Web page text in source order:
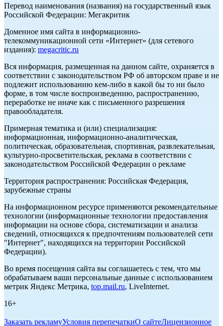
Перевод наименования (названия) на государственный язык
Российской Федерации: Мегакритик
Доменное имя сайта в информационно-
телекоммуникационной сети «Интернет» (для сетевого
издания): megacritic.ru
Вся информация, размещенная на данном сайте, охраняется в
соответствии с законодательством РФ об авторском праве и не
подлежит использованию кем-либо в какой бы то ни было
форме, в том числе воспроизведению, распространению,
переработке не иначе как с письменного разрешения
правообладателя.
Примерная тематика и (или) специализация:
информационная, информационно-аналитическая,
политическая, образовательная, спортивная, развлекательная,
культурно-просветительская, реклама в соответствии с
законодательством Российской Федерации о рекламе
Территория распространения: Российская Федерация,
зарубежные страны
На информационном ресурсе применяются рекомендательные
технологии (информационные технологии предоставления
информации на основе сбора, систематизации и анализа
сведений, относящихся к предпочтениям пользователей сети
"Интернет", находящихся на территории Российской
Федерации).
Во время посещения сайта вы соглашаетесь с тем, что мы
обрабатываем ваши персональные данные с использованием
метрик Яндекс Метрика, top.mail.ru, LiveInternet.
16+
Заказать рекламуУсловия перепечаткиО сайтеЛицензионное